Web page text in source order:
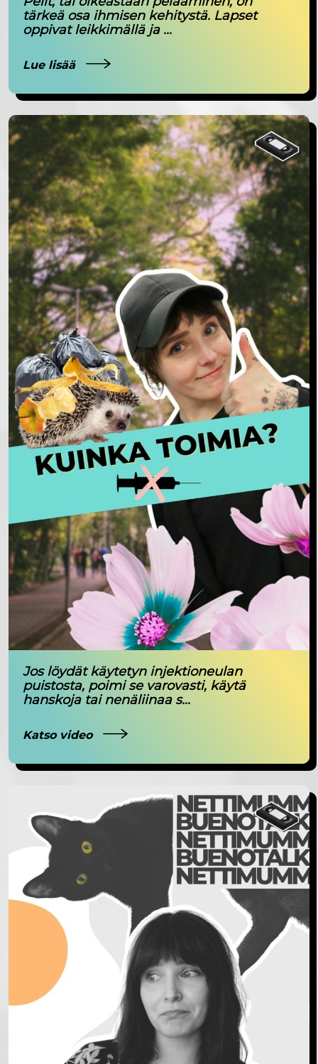
tärkeä osa ihmisen kehitystä. Lapset
oppivat leikkimällä ja ...
Lue lisää
Jos löydät käytetyn injektioneulan
puistosta, poimi se varovasti, käytä
hanskoja tai nenäliinaa s...
Katso video